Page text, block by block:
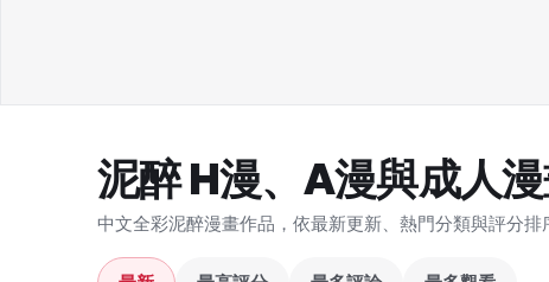
泥醉 H漫、A漫與成人
中文全彩泥醉漫畫作品，依最新更新、熱門分類與評分排